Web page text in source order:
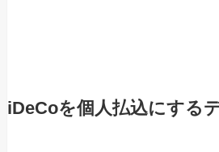
iDeCoを個人払込にする